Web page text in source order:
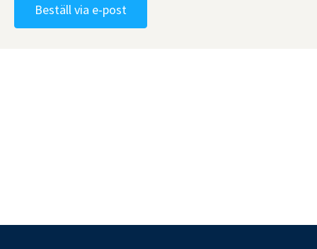
Beställ via e-post